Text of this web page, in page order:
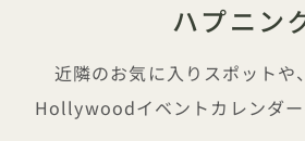
ハプニン
近隣のお気に入りスポット
Hollywoodイベントカレンダー